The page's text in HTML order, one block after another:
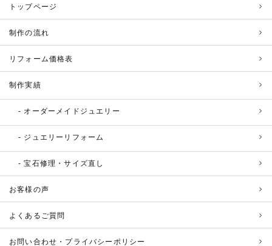
トップページ
制作の流れ
リフォーム価格表
制作実績
オーダーメイドジュエリー
ジュエリーリフォーム
宝石修理・サイズ直し
お客様の声
よくあるご質問
お問い合わせ・プライバシーポリシー